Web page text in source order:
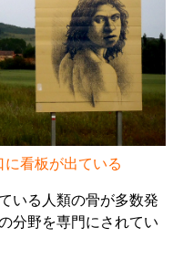
看板が出ている
いる人類の骨が多数発
分野を専門にされてい